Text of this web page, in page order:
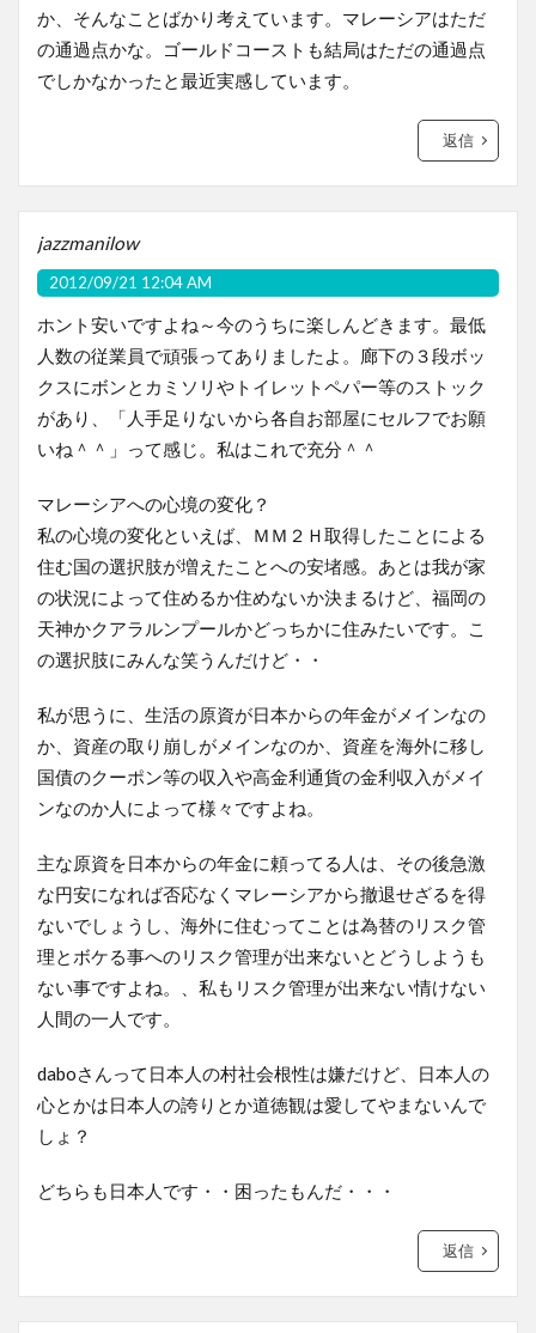
か、そんなことばかり考えています。マレーシアはただ
の通過点かな。ゴールドコーストも結局はただの通過点
でしかなかったと最近実感しています。
返信
jazzmanilow
2012/09/21 12:04 AM
ホント安いですよね～今のうちに楽しんどきます。最低
人数の従業員で頑張ってありましたよ。廊下の３段ボッ
クスにボンとカミソリやトイレットペパー等のストック
があり、「人手足りないから各自お部屋にセルフでお願
いね＾＾」って感じ。私はこれで充分＾＾
マレーシアへの心境の変化？
私の心境の変化といえば、ＭＭ２Ｈ取得したことによる
住む国の選択肢が増えたことへの安堵感。あとは我が家
の状況によって住めるか住めないか決まるけど、福岡の
天神かクアラルンプールかどっちかに住みたいです。こ
の選択肢にみんな笑うんだけど・・
私が思うに、生活の原資が日本からの年金がメインなの
か、資産の取り崩しがメインなのか、資産を海外に移し
国債のクーポン等の収入や高金利通貨の金利収入がメイ
ンなのか人によって様々ですよね。
主な原資を日本からの年金に頼ってる人は、その後急激
な円安になれば否応なくマレーシアから撤退せざるを得
ないでしょうし、海外に住むってことは為替のリスク管
理とボケる事へのリスク管理が出来ないとどうしようも
ない事ですよね。、私もリスク管理が出来ない情けない
人間の一人です。
daboさんって日本人の村社会根性は嫌だけど、日本人の
心とかは日本人の誇りとか道徳観は愛してやまないんで
しょ？
どちらも日本人です・・困ったもんだ・・・
返信